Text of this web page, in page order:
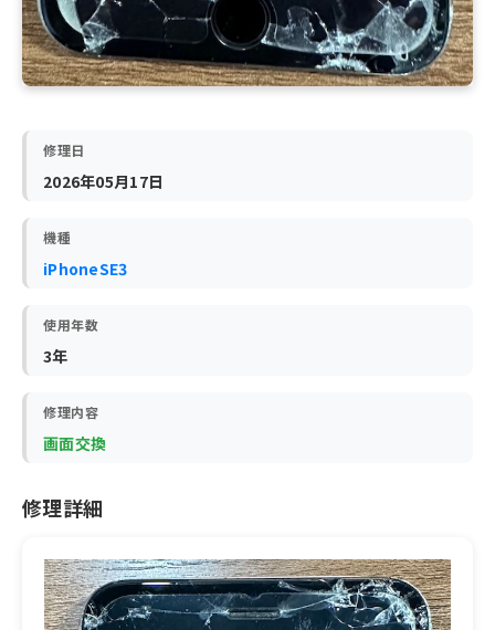
修理日
2026年05月17日
機種
iPhoneSE3
使用年数
3年
修理内容
画面交換
修理詳細